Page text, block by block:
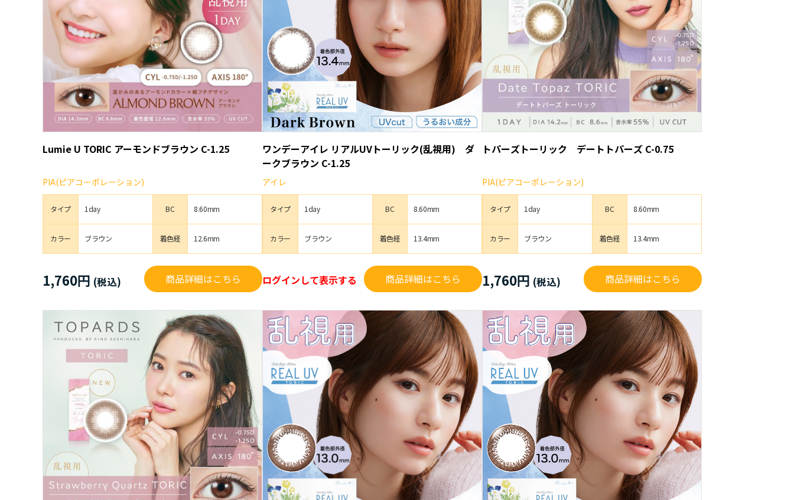
Lumie U TORIC アーモンドブラウン C-1.25
PIA(ピアコーポレーション)
タイプ 1day BC 8.60mm
カラー ブラウン 着色経 12.6mm
1,760円 商品詳細はこちら
ワンデーアイレ リアルUVトーリック(乱視用) ダ
ークブラウン C-1.25
アイレ
タイプ 1day BC 8.60mm
カラー ブラウン 着色経 13.4mm
ログインして表示する 商品詳細はこちら
トパーズトーリック デートトパーズ C-0.75
PIA(ピアコーポレーション)
タイプ 1day BC 8.60mm
カラー ブラウン 着色経 13.4mm
1,760円 商品詳細はこちら